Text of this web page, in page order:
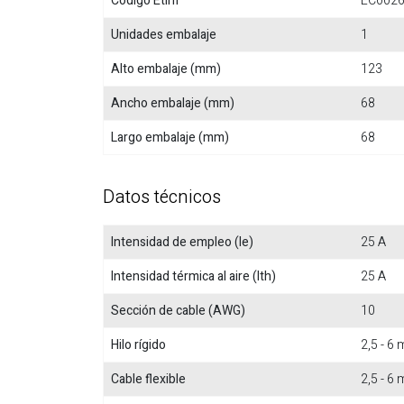
Unidades embalaje
1
Alto embalaje (mm)
123
Ancho embalaje (mm)
68
Largo embalaje (mm)
68
Datos técnicos
Intensidad de empleo (Ie)
25 A
Intensidad térmica al aire (Ith)
25 A
Sección de cable (AWG)
10
Hilo rígido
2,5 - 6
Cable flexible
2,5 - 6